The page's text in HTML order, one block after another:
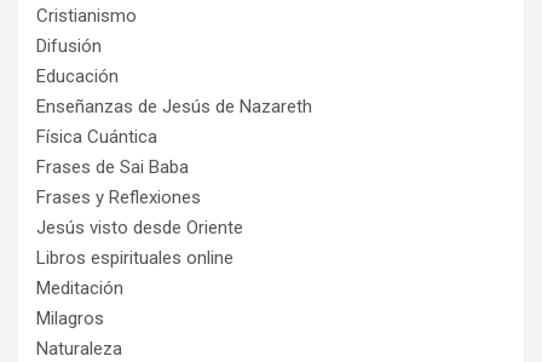
Cristianismo
Difusión
Educación
Enseñanzas de Jesús de Nazareth
Física Cuántica
Frases de Sai Baba
Frases y Reflexiones
Jesús visto desde Oriente
Libros espirituales online
Meditación
Milagros
Naturaleza